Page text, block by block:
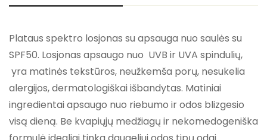
Plataus spektro losjonas su apsauga nuo saulės su
SPF50. Losjonas apsaugo nuo UVB ir UVA spindulių,
yra matinės tekstūros, neužkemša porų, nesukelia
alergijos, dermatologiškai išbandytas. Matiniai
ingredientai apsaugo nuo riebumo ir odos blizgesio
visą dieną. Be kvapiųjų medžiagų ir nekomedogeniška